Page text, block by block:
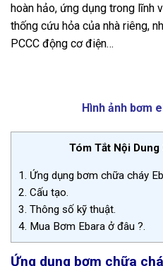
hoàn hảo, ứng dụng trong lĩnh
thống cứu hỏa của nhà riêng,
PCCC động cơ điện…
Hình ảnh bơm
Tóm Tắt Nội Dung
1. Ứng dụng bơm chữa cháy
2. Cấu tạo.
3. Thông số kỹ thuật.
4. Mua Bơm Ebara ở đâu ?.
Ứng dụng bơm chữa